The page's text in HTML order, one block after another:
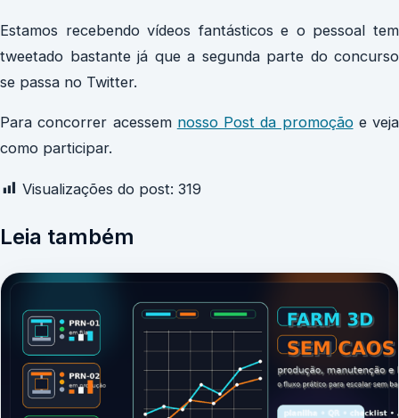
Estamos recebendo vídeos fantásticos e o pessoal tem
tweetado bastante já que a segunda parte do concurso
se passa no Twitter.
Para concorrer acessem nosso Post da promoçãoe veja
como participar.
Visualizações do post: 319
Leia também